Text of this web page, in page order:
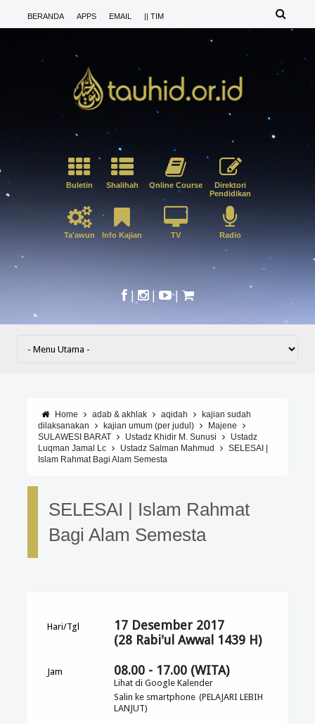
BERANDA APPS EMAIL || TIM
Buletin Shalihah Online Course
Direktori
Pendidikan
Ta'awun Info Kajian TV Radio
| |
Home adab & akhlak aqidah
kajian sudah
dilaksanakan
kajian umum (per judul)
Majene
SULAWESI BARAT
Ustadz Khidir M. Sunusi
Ustadz
Luqman Jamal Lc
Ustadz Salman Mahmud
SELESAI |
Islam Rahmat Bagi Alam Semesta
SELESAI | Islam Rahmat
Bagi Alam Semesta
Hari/Tgl
17 Desember 2017
(28 Rabi'ul Awwal 1439 H)
Jam 08.00 - 17.00 (WITA)
Lihat di Google Kalender
Salin ke smartphone (PELAJARI LEBIH
LANJUT)